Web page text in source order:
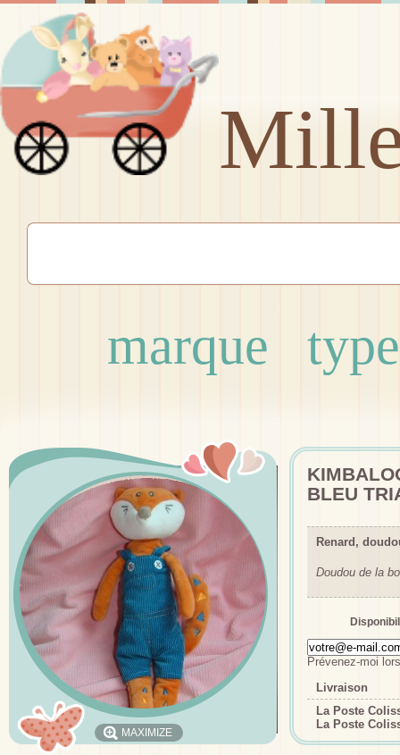
marque type
MAXIMIZE
BLEU
Renard,
Doudou de la
Prévenez-moi
Livraison
La Poste
La Poste